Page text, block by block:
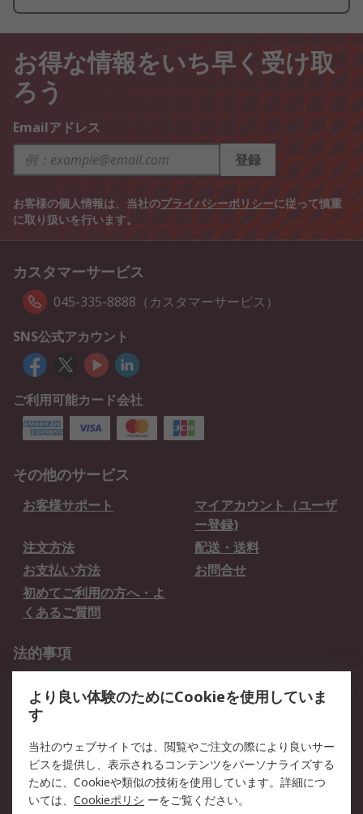
お得な情報をいち早く受け取
ろう
Emailアドレス
登録
お客様の個人情報は、当社のプライバシーポリシーに従って慎重
に取り扱いを行います。
カスタマーサービス
045-335-8888（カスタマーサービス）
SNS公式アカウント
ご利用可能カード会社
その他のサービス
お客様サポート
マイアカウント（ユーザ
ー登録)
注文方法
配送・送料
お支払い方法
お問合せ
初めてご利用の方へ・よ
くあるご質問
法的事項
クッキーポリシー
RSについて
会社概要
採用情報
プレスリリース＆お知ら
コーポレートサイト
より良い体験のためにCookieを使用していま
す
当社のウェブサイトでは、閲覧やご注文の際により良いサー
ビスを提供し、表示されるコンテンツをパーソナライズする
ために、Cookieや類似の技術を使用しています。詳細につ
いては、 Cookieポリシ ーをご覧ください。